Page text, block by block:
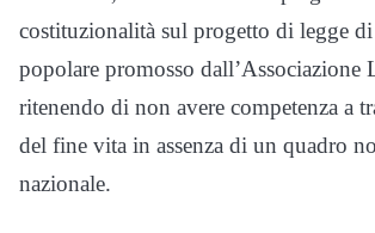
costituzionalità sul progetto di legge
popolare promosso dall’Associazione
ritenendo di non avere competenza a
del fine vita in assenza di un quadro
nazionale.